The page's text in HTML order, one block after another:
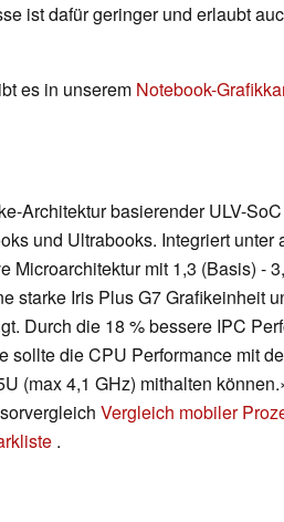
ist dafür geringer und erlaubt
es in unserem Notebook-
Architektur basierender ULV-
und Ultrabooks. Integriert unter
Microarchitektur mit 1,3 (Basis) -
starke Iris Plus G7 Grafikeinheit
Durch die 18 % bessere IPC
sollte die CPU Performance mit
(max 4,1 GHz) mithalten
Vergleich mobiler
.